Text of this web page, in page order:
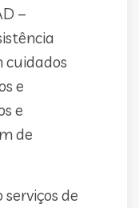
–
cuidados
e
e
de
de